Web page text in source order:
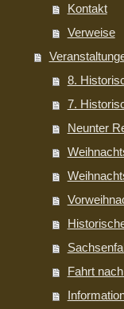
Kontakt
Verweise
8.
7.
Neunter
Fahrt